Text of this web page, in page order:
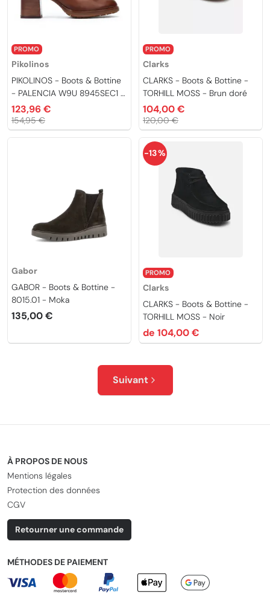
PROMO
Pikolinos
PIKOLINOS - Boots & Bottine
- PALENCIA W9U 8945SEC1 -
Cuir
123,96 €
154,95 €
PROMO
Clarks
CLARKS - Boots & Bottine -
TORHILL MOSS - Brun doré
104,00 €
120,00 €
Gabor
GABOR - Boots & Bottine -
8015.01 - Moka
135,00 €
PROMO
Clarks
CLARKS - Boots & Bottine -
TORHILL MOSS - Noir
de 104,00 €
-13 %
Suivant
À PROPOS DE NOUS
Mentions légales
Protection des données
CGV
Retourner une commande
MÉTHODES DE PAIEMENT